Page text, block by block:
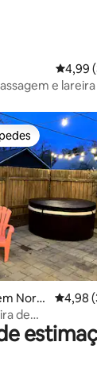
4,99
e
mais
North
4,98
de
da cidade